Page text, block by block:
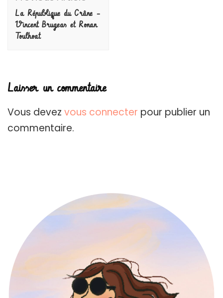
La République du Crâne –
Vincent Brugeas et Ronan
Toulhoat
Laisser un commentaire
Vous devez vous connecter pour publier un
commentaire.